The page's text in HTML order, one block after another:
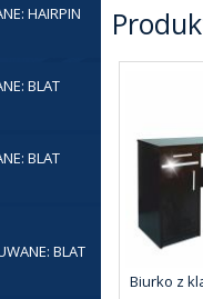
HAIRPIN
BLAT
BLAT
BLAT
Biurko z